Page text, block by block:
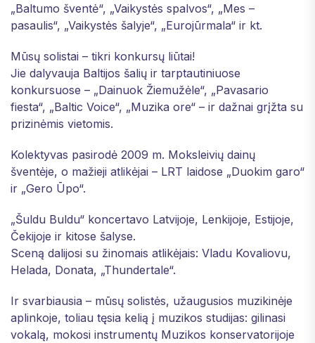
„Baltumo šventė“, „Vaikystės spalvos“, „Mes –
pasaulis“, „Vaikystės šalyje“, „Eurojūrmala“ ir kt.
Mūsų solistai – tikri konkursų liūtai!
Jie dalyvauja Baltijos šalių ir tarptautiniuose
konkursuose – „Dainuok Žiemužėle“, „Pavasario
fiesta“, „Baltic Voice“, „Muzika ore“ – ir dažnai grįžta su
prizinėmis vietomis.
Kolektyvas pasirodė 2009 m. Moksleivių dainų
šventėje, o mažieji atlikėjai – LRT laidose „Duokim garo“
ir „Gero Ūpo“.
„Šuldu Buldu“ koncertavo Latvijoje, Lenkijoje, Estijoje,
Čekijoje ir kitose šalyse.
Sceną dalijosi su žinomais atlikėjais: Vladu Kovaliovu,
Helada, Donata, „Thundertale“.
Ir svarbiausia – mūsų solistės, užaugusios muzikinėje
aplinkoje, toliau tęsia kelią į muzikos studijas: gilinasi
vokalą, mokosi instrumentų Muzikos konservatorijoje